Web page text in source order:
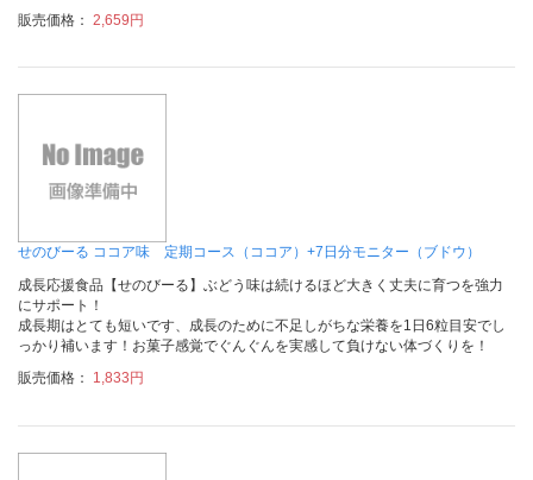
販売価格： 2,659円
せのびーる ココア味 定期コース（ココア）+7日分モニター（ブドウ）
成長応援食品【せのびーる】ぶどう味は続けるほど大きく丈夫に育つを強力
にサポート！
成長期はとても短いです、成長のために不足しがちな栄養を1日6粒目安でし
っかり補います！お菓子感覚でぐんぐんを実感して負けない体づくりを！
販売価格： 1,833円